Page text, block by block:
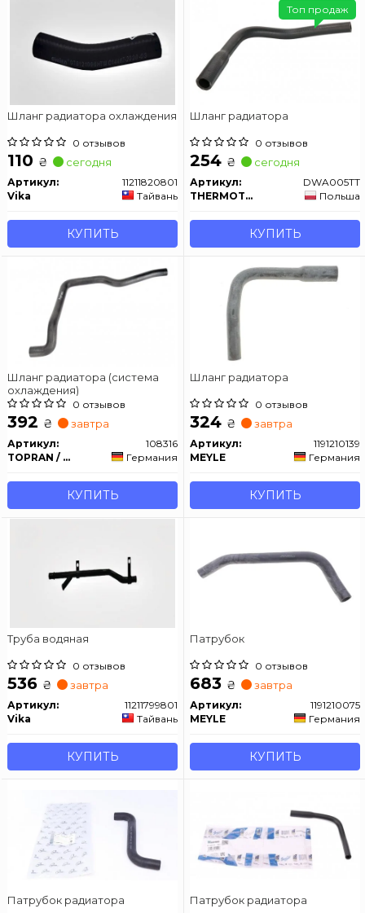
Шланг радиатора охлаждения
0 отзывов
110 ₴ сегодня
Артикул:
11211820801
Vika
Тайвань
КУПИТЬ
Шланг радиатора
0 отзывов
254 ₴ сегодня
Артикул:
DWA005TT
THERMOTEC
Польша
КУПИТЬ
Топ продаж
Шланг радиатора (система
охлаждения)
0 отзывов
392 ₴ завтра
Артикул:
108316
TOPRAN / HANS PRIES
Германия
КУПИТЬ
Шланг радиатора
0 отзывов
324 ₴ завтра
Артикул:
1191210139
MEYLE
Германия
КУПИТЬ
Труба водяная
0 отзывов
536 ₴ завтра
Артикул:
11211799801
Vika
Тайвань
КУПИТЬ
Патрубок
0 отзывов
683 ₴ завтра
Артикул:
1191210075
MEYLE
Германия
КУПИТЬ
Патрубок радиатора Патрубок радиатора